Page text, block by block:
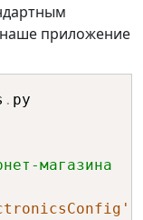
приложение
. py
магазина